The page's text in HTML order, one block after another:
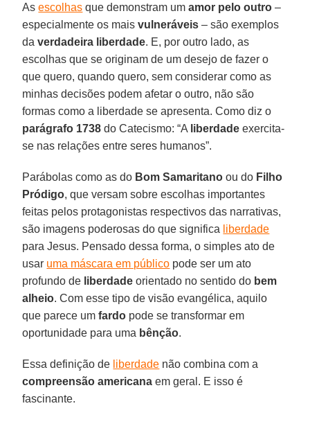
Asescolhas que demonstram umamor pelo outro –
especialmente os maisvulneráveis – são exemplos
daverdadeira liberdade. E, por outro lado, as
escolhas que se originam de um desejo de fazer o
que quero, quando quero, sem considerar como as
minhas decisões podem afetar o outro, não são
formas como a liberdade se apresenta. Como diz o
parágrafo 1738 do Catecismo: “A liberdade exercita-
se nas relações entre seres humanos”.
Parábolas como as do Bom Samaritano ou do Filho
Pródigo, que versam sobre escolhas importantes
feitas pelos protagonistas respectivos das narrativas,
são imagens poderosas do que significa liberdade
para Jesus. Pensado dessa forma, o simples ato de
usar uma máscara em público pode ser um ato
profundo de liberdade orientado no sentido do bem
alheio. Com esse tipo de visão evangélica, aquilo
que parece umfardo pode se transformar em
oportunidade para uma bênção.
Essa definição de liberdade não combina com a
compreensão americana em geral. E isso é
fascinante.